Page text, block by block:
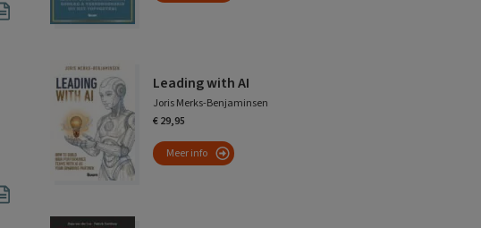
Leading with AI
Joris Merks-Benjaminsen
€ 29,95
Meer info